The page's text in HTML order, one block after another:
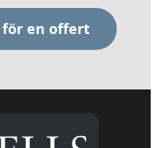
för en offert